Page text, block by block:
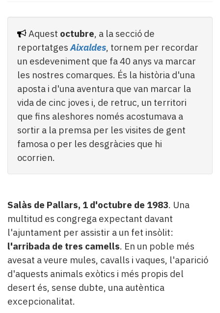
newsletter
del
Pallars
Contingut
patrocinat
Lo
més
llegit...
Editorial
Aquest octubre, a la secció de
reportatges Aixaldes, tornem per recordar
un esdeveniment que fa 40 anys va marcar
les nostres comarques. És la història d'una
aposta i d'una aventura que van marcar la
vida de cinc joves i, de retruc, un territori
que fins aleshores només acostumava a
sortir a la premsa per les visites de gent
famosa o per les desgràcies que hi
ocorrien.
Salàs de Pallars, 1 d'octubre de 1983. Una
multitud es congrega expectant davant
l'ajuntament per assistir a un fet insòlit:
l'arribada de tres camells. En un poble més
avesat a veure mules, cavalls i vaques, l'aparició
d'aquests animals exòtics i més propis del
desert és, sense dubte, una autèntica
excepcionalitat.